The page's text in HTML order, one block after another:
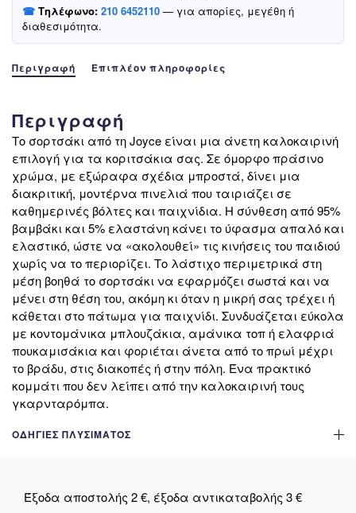
☎ Τηλέφωνο: 210 6452110 — για απορίες, μεγέθη ή
διαθεσιμότητα.
Περιγραφή Επιπλέον πληροφορίες
Περιγραφή
Το σορτσάκι από τη Joyce είναι μια άνετη καλοκαιρινή
επιλογή για τα κοριτσάκια σας. Σε όμορφο πράσινο
χρώμα, με εξώραφα σχέδια μπροστά, δίνει μια
διακριτική, μοντέρνα πινελιά που ταιριάζει σε
καθημερινές βόλτες και παιχνίδια. Η σύνθεση από 95%
βαμβάκι και 5% ελαστάνη κάνει το ύφασμα απαλό και
ελαστικό, ώστε να «ακολουθεί» τις κινήσεις του παιδιού
χωρίς να το περιορίζει. Το λάστιχο περιμετρικά στη
μέση βοηθά το σορτσάκι να εφαρμόζει σωστά και να
μένει στη θέση του, ακόμη κι όταν η μικρή σας τρέχει ή
κάθεται στο πάτωμα για παιχνίδι. Συνδυάζεται εύκολα
με κοντομάνικα μπλουζάκια, αμάνικα τοπ ή ελαφριά
πουκαμισάκια και φοριέται άνετα από το πρωί μέχρι
το βράδυ, στις διακοπές ή στην πόλη. Ένα πρακτικό
κομμάτι που δεν λείπει από την καλοκαιρινή τους
γκαρνταρόμπα.
ΟΔΗΓΊΕΣ ΠΛΥΣΊΜΑΤΟΣ
Έξοδα αποστολής 2 €, έξοδα αντικαταβολής 3 €